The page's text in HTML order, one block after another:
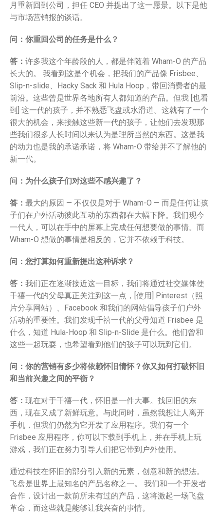
Pop Bang
Snowboogie
Splash 'N Score
Super Kites
Superball
Wham-O邀请您参观2020年德国
玩具展
Wham-O邀请您参观2019年德国
纽伦堡国际玩具展
Morey®，BZ®和Churchill®参
加SURF EXPO 2018
Huang
月重新回到公司，担任 CEO 并提出了这一愿景。以下是他
与市场营销报的谈话。
问：你重回公司的任务是什么？
答： 许多我这个年龄段的人，都是伴随着 Wham-O 的产品
长大的。 我看到这是个机会，把我们的产品像 Frisbee、
Slip-n-slide、Hacky Sack 和 Hula Hoop，带回消费者的最
前沿。这些曾是世界各地所有人都知道的产品。但我 [也看
到] 这一代的孩子，并不熟悉飞盘或水滑道。这就有了一个
很大的机会，来接触这些新一代的孩子，让他们去发现那
些我们很多人长时间以来认为是理所当然的东西。这是我
的动力也是我的承诺承诺，将 Wham-O 带给并不了解他的
新一代。
问：为什么孩子们对这些不感兴趣了？
答： 最大的原因 — 不仅仅是对于 Wham-O — 而是任何让孩
子们在户外活动彼此互动的东西都在大幅下降。我们现今
一代人，可以在手中的屏幕上完成任何想要做的事情。而
Wham-O 想做的事情是相反的，它并不依赖于科技。
问：您打算如何重新提出这种诉求？
答： 我们正在逐渐接近这一目标，我们将通过社交媒体使
千禧一代的父母真正关注到这一点，[使用] Pinterest（照
片分享网站）、Facebook 和我们的网站倡导孩子们户外
活动的重要性。我们发现千禧一代的父母知道 Frisbee 是
什么，知道 Hula-Hoop 和 Slip-n-Slide 是什么。他们曾和
这些一起玩耍，也希望看到他们的孩子可以玩到它们。
问：你的营销有多少将依赖怀旧情怀？你又如何打破怀旧
和当前兴趣之间的平衡？
答： 现在对于千禧一代，怀旧是一件大事。找回旧的东
西，现在又成了新鲜玩意。与此同时，虽然我想让人离开
手机，但我们仍然为它开发了应用程序。我们有一个
Frisbee 应用程序，你可以下载到手机上，并在手机上玩
游戏，我们正在努力引导人们把它带到户外使用。
通过科技在怀旧的部分引入新的元素，创意和新的想法。
飞盘是世界上最知名的产品名称之一。 我们和一个开发者
合作，设计出一款前所未有过的产品，这将激起一场飞盘
革命，而这些就是能够让我兴奋的事情。